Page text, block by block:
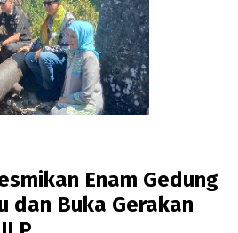
Enam Gedung
dan Buka Gerakan